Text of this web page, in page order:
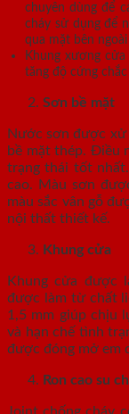
chuyên dùng để
cháy sử dụng để
qua mặt bên
Khung xương
tăng độ cứng
Sơn bề mặt
Nước sơn được
bề mặt thép. Điều
trạng thái tốt
cao. Màu sơn
màu sắc vân gỗ
nội thất thiết kế.
Khung cửa
Khung cửa được
được làm từ chất
1,5 mm giúp chịu
và hạn chế tình
được đóng mở em
Ron cao su